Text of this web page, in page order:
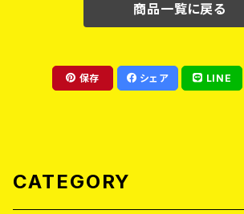
商品一覧に戻る
保存 シェア LINE
CATEGORY